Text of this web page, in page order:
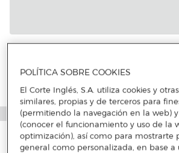
POLÍTICA SOBRE COOKIES
El Corte Inglés, S.A. utiliza cookies y
similares, propias y de terceros para
(permitiendo la navegación en la web)
(conocer el funcionamiento y uso de la
optimización), así como para mostrarte
general como personalizada, en base a